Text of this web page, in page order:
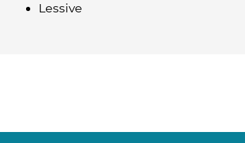
Lessive